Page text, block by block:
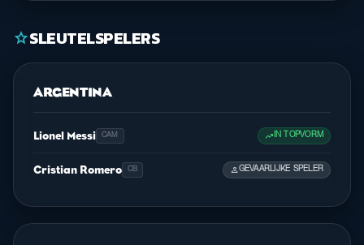
starSLEUTELSPELERS
ARGENTINA
Lionel Messi CAM trending_upIN TOPVORM
Cristian Romero CB personGEVAARLIJKE SPELER